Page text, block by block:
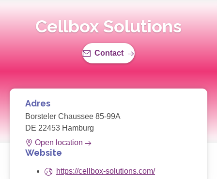
Cellbox Solutions
Contact
Adres
Borsteler Chaussee 85-99A
DE 22453 Hamburg
Open location
Website
https://cellbox-solutions.com/